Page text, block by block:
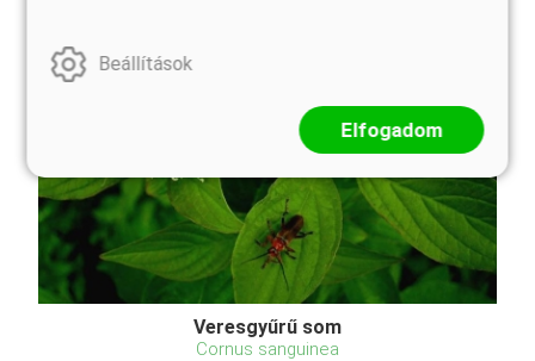
Veresgyűrű som
Cornus sanguinea
Beállítások
Elfogadom